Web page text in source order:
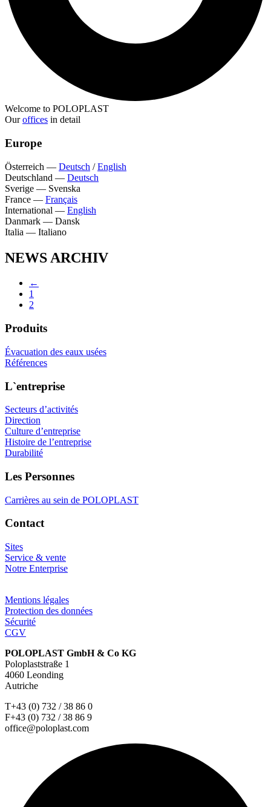
Welcome to POLOPLAST
Ouroffices in detail
Europe
Österreich — Deutsch /English
Deutschland — Deutsch
Sverige — Svenska
France — Français
International — English
Danmark — Dansk
Italia — Italiano
NEWS ARCHIV
←
1
2
Produits
Évacuation des eaux usées
Références
L`entreprise
Secteurs d’activités
Direction
Culture d’entreprise
Histoire de l’entreprise
Durabilité
Les Personnes
Carrières au sein de POLOPLAST
Contact
Sites
Service & vente
Notre Enterprise
Mentions légales
Protection des données
Sécurité
CGV
POLOPLAST GmbH & Co KG
Poloplaststraße 1
4060 Leonding
Autriche
T+43 (0) 732 / 38 86 0
F+43 (0) 732 / 38 86 9
office@poloplast.com